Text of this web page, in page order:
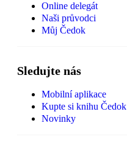
Online delegát
Naši průvodci
Můj Čedok
Sledujte nás
Mobilní aplikace
Kupte si knihu Čedok
Novinky